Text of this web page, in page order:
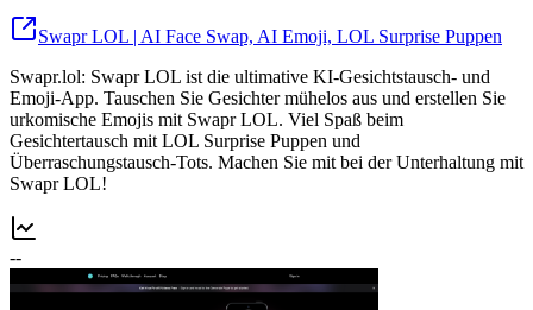
Swapr LOL | AI Face Swap, AI Emoji, LOL Surprise Puppen
Swapr.lol: Swapr LOL ist die ultimative KI-Gesichtstausch- und
Emoji-App. Tauschen Sie Gesichter mühelos aus und erstellen Sie
urkomische Emojis mit Swapr LOL. Viel Spaß beim
Gesichtertausch mit LOL Surprise Puppen und
Überraschungstausch-Tots. Machen Sie mit bei der Unterhaltung mit
Swapr LOL!
--